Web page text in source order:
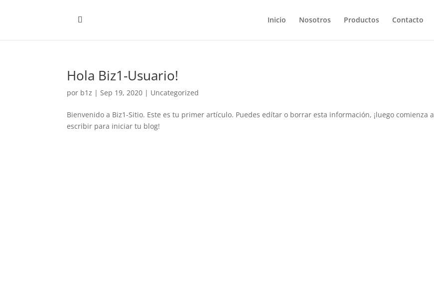
Inicio Nosotros Productos Contacto
Hola Biz1-Usuario!
por b1z |Sep 19, 2020 | Uncategorized
Bienvenido a Biz1-Sitio. Este es tu primer artículo. Puedes edítar o borrar esta información, ¡luego comienza a
escribir para iniciar tu blog!